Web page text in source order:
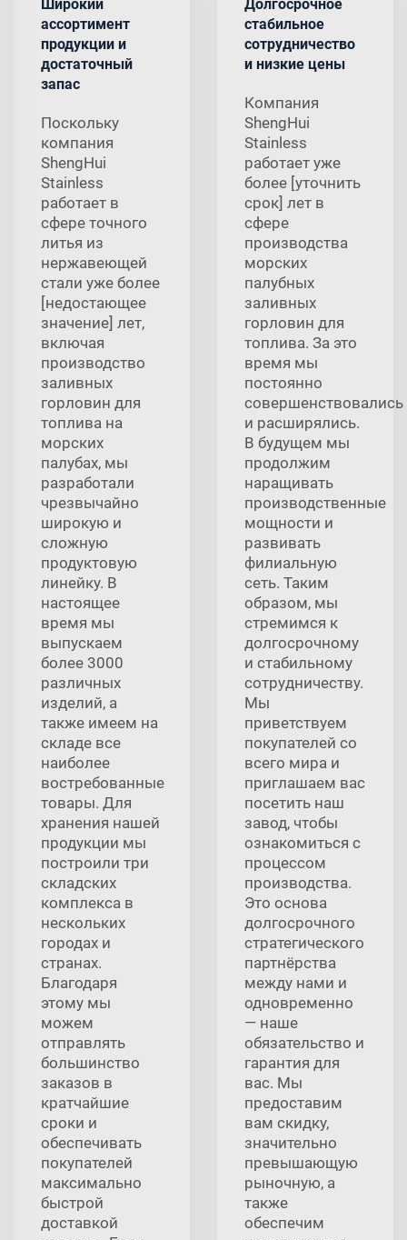
Широкий
ассортимент
продукции и
достаточный
запас
Поскольку
компания
ShengHui
Stainless
работает в
сфере точного
литья из
нержавеющей
стали уже более
[недостающее
значение] лет,
включая
производство
заливных
горловин для
топлива на
морских
палубах, мы
разработали
чрезвычайно
широкую и
сложную
продуктовую
линейку. В
настоящее
время мы
выпускаем
более 3000
различных
изделий, а
также имеем на
складе все
наиболее
востребованные
товары. Для
хранения нашей
продукции мы
построили три
складских
комплекса в
нескольких
городах и
странах.
Благодаря
этому мы
можем
отправлять
большинство
заказов в
кратчайшие
сроки и
обеспечивать
покупателей
максимально
быстрой
доставкой
Долгосрочное
стабильное
сотрудничество
и низкие цены
Компания
ShengHui
Stainless
работает уже
более [уточнить
срок] лет в
сфере
производства
морских
палубных
заливных
горловин для
топлива. За это
время мы
постоянно
совершенствовались
и расширялись.
В будущем мы
продолжим
наращивать
производственные
мощности и
развивать
филиальную
сеть. Таким
образом, мы
стремимся к
долгосрочному
и стабильному
сотрудничеству.
Мы
приветствуем
покупателей со
всего мира и
приглашаем вас
посетить наш
завод, чтобы
ознакомиться с
процессом
производства.
Это основа
долгосрочного
стратегического
партнёрства
между нами и
одновременно
— наше
обязательство и
гарантия для
вас. Мы
предоставим
вам скидку,
значительно
превышающую
рыночную, а
также
обеспечим